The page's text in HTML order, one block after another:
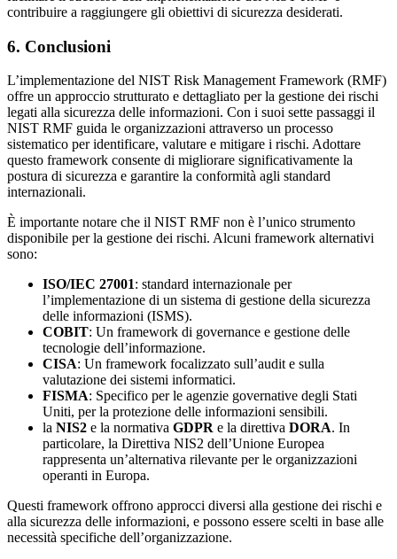
contribuire a raggiungere gli obiettivi di sicurezza desiderati.
6. Conclusioni
L’implementazione del NIST Risk Management Framework (RMF)
offre un approccio strutturato e dettagliato per la gestione dei rischi
legati alla sicurezza delle informazioni. Con i suoi sette passaggi il
NIST RMF guida le organizzazioni attraverso un processo
sistematico per identificare, valutare e mitigare i rischi. Adottare
questo framework consente di migliorare significativamente la
postura di sicurezza e garantire la conformità agli standard
internazionali.
È importante notare che il NIST RMF non è l’unico strumento
disponibile per la gestione dei rischi. Alcuni framework alternativi
sono:
ISO/IEC 27001: standard internazionale per
l’implementazione di un sistema di gestione della sicurezza
delle informazioni (ISMS).
COBIT: Un framework di governance e gestione delle
tecnologie dell’informazione.
CISA: Un framework focalizzato sull’audit e sulla
valutazione dei sistemi informatici.
FISMA: Specifico per le agenzie governative degli Stati
Uniti, per la protezione delle informazioni sensibili.
la NIS2 e la normativa GDPR e la direttiva DORA. In
particolare, la Direttiva NIS2 dell’Unione Europea
rappresenta un’alternativa rilevante per le organizzazioni
operanti in Europa.
Questi framework offrono approcci diversi alla gestione dei rischi e
alla sicurezza delle informazioni, e possono essere scelti in base alle
necessità specifiche dell’organizzazione.